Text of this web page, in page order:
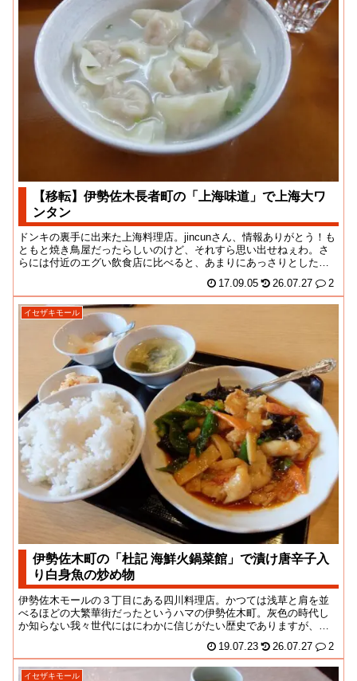
【移転】伊勢佐木長者町の「上海味道」で上海大ワ
ンタン
ドンキの裏手に出来た上海料理店。jincunさん、情報ありがとう！も
ともと焼き鳥屋だったらしいのけど、それすら思い出せねぇわ。さ
らには付近のエグい飲食店に比べると、あまりにあっさりとした構
17.09.05 26.07.27 2
イセザキモール
伊勢佐木町の「杜記 海鮮火鍋菜館」で漬け唐辛子入
り白身魚の炒め物
伊勢佐木モールの３丁目にある四川料理店。かつては浅草と肩を並
べるほどの大繁華街だったというハマの伊勢佐木町。灰色の時代し
か知らない我々世代にはにわかに信じがたい歴史でありますが、近
19.07.23 26.07.27 2
イセザキモール